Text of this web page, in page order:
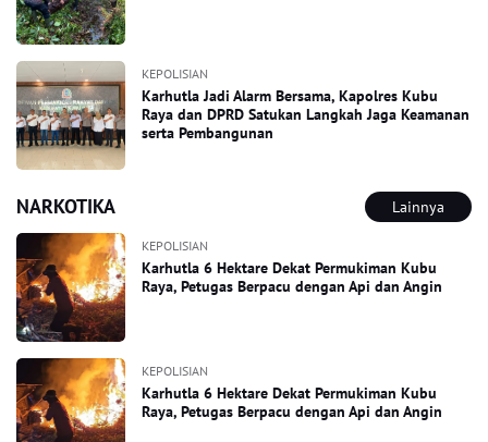
KEPOLISIAN
Karhutla Jadi Alarm Bersama, Kapolres Kubu
Raya dan DPRD Satukan Langkah Jaga Keamanan
serta Pembangunan
NARKOTIKA Lainnya
KEPOLISIAN
Karhutla 6 Hektare Dekat Permukiman Kubu
Raya, Petugas Berpacu dengan Api dan Angin
KEPOLISIAN
Karhutla 6 Hektare Dekat Permukiman Kubu
Raya, Petugas Berpacu dengan Api dan Angin